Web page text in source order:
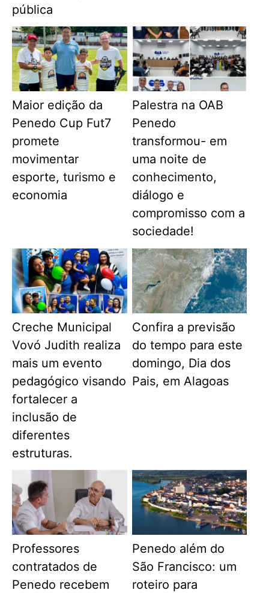
pública
Maior edição da
Penedo Cup Fut7
promete
movimentar
esporte, turismo e
economia
Palestra na OAB
Penedo
transformou- em
uma noite de
conhecimento,
diálogo e
compromisso com a
sociedade!
Creche Municipal
Vovó Judith realiza
mais um evento
pedagógico visando
fortalecer a
inclusão de
diferentes
estruturas.
Confira a previsão
do tempo para este
domingo, Dia dos
Pais, em Alagoas
Professores
contratados de
Penedo recebem
Penedo além do
São Francisco: um
roteiro para